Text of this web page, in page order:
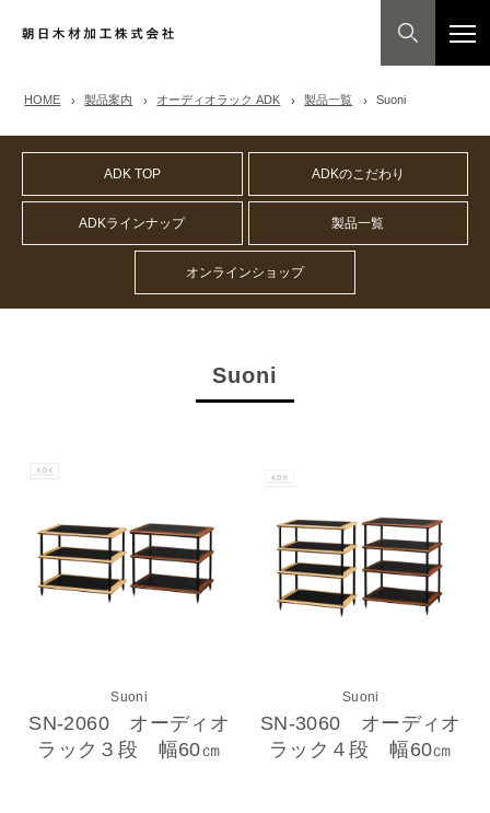
HOME 製品案内 オーディオラック ADK 製品一覧 Suoni
ADK TOP ADKのこだわり
ADKラインナップ 製品一覧
オンラインショップ
Suoni
Suoni
SN-2060 オーディオ
ラック３段 幅60㎝
Suoni
SN-3060 オーディオ
ラック４段 幅60㎝